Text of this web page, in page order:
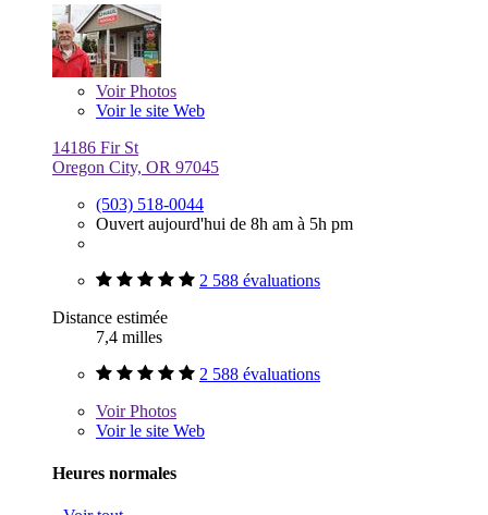
VoirPhotos
Voir le site Web
14186 Fir St
Oregon City, OR 97045
(503) 518-0044
Ouvert aujourd'hui de 8h am à 5h pm
2 588 évaluations
Distance estimée
7,4 milles
2 588 évaluations
VoirPhotos
Voir le site Web
Heures normales